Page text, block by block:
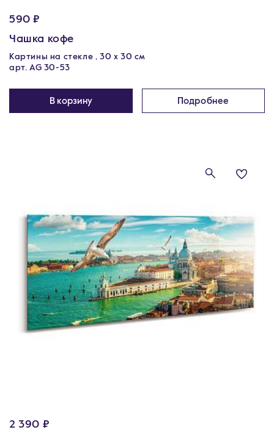
590 ₽
Чашка кофе
Картины на стекле , 30 x 30 см
арт. AG 30-53
В корзину Подробнее
2 390 ₽